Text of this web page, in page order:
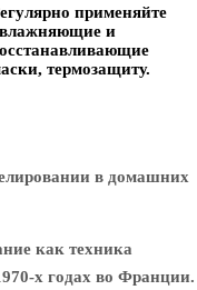
применяйте
и
термозащиту.
в домашних
как техника
х годах во Франции.